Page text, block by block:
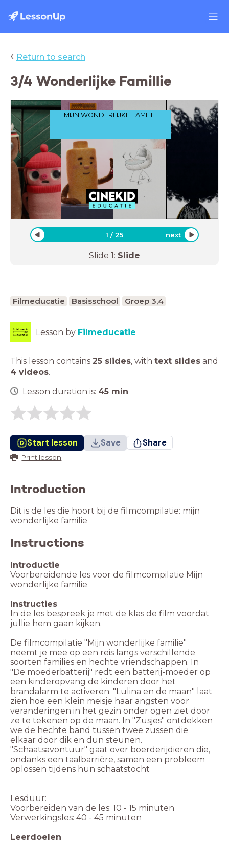
‹ Return to search
3/4 Wonderlijke Famillie
MIJN WONDERLIJKE FAMILIE
1 /25 next
Slide 1: Slide
Filmeducatie Basisschool Groep 3,4
Lesson by Filmeducatie
This lesson contains 25 slides, with text slides and
4 videos.
Lesson duration is: 45 min
Start lesson Save Share
Print lesson
Introduction
Dit is de les die hoort bij de filmcompilatie: mijn
wonderlijke familie
Instructions
Introductie
Voorbereidende les voor de filmcompilatie Mijn
wonderlijke familie
Instructies
In de les bespreek je met de klas de film voordat
jullie hem gaan kijken.
De filmcompilatie "Mijn wonderlijke familie"
neemt je mee op een reis langs verschillende
soorten families en hechte vriendschappen. In
"De moederbatterij" redt een batterij-moeder op
een kinderopvang de kinderen door het
brandalarm te activeren. "Lulina en de maan" laat
zien hoe een klein meisje haar angsten voor
veranderingen in het gezin onder ogen ziet door
ze te tekenen op de maan. In "Zusjes" ontdekken
we de hechte band tussen twee zussen die
elkaar door dik en dun steunen.
"Schaatsavontuur" gaat over boerderijdieren die,
ondanks een taalbarrière, samen een probleem
oplossen tijdens hun schaatstocht
Lesduur:
Voorbereiden van de les: 10 - 15 minuten
Verwerkingsles: 40 - 45 minuten
Leerdoelen